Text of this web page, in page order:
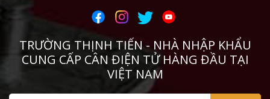
TRƯỜNG THỊNH TIẾN - NHÀ NHẬP KHẨU
CUNG CẤP CÂN ĐIỆN TỬ HÀNG ĐẦU TẠI
VIỆT NAM